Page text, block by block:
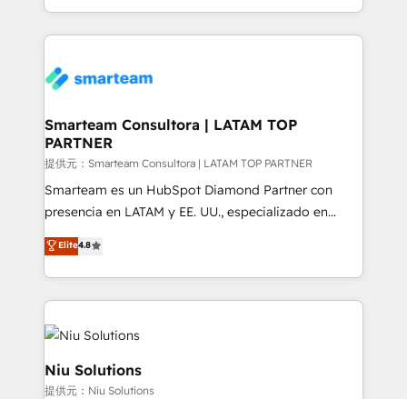
we take a RevOps-led approach that aligns sales,
marketing & service, breaks down silos, and gives
confidence. We deliver end to end strategy and
and technology around a single source of truth to
support sustainable growth and better decision-
making. Working with clients locally and globally, our
expertise includes HubSpot onboarding and CRM
implementation, automation, sales and customer
and data-driven campaigns. Winners of the first
Global HEART Award, Yamini Rogan, CEO of
Connect with us to see how we can do better and be
better together 🏆
Smarteam Consultora | LATAM TOP
PARTNER
提供元：Smarteam Consultora | LATAM TOP PARTNER
Smarteam es un HubSpot Diamond Partner con
presencia en LATAM y EE. UU., especializado en
implementaciones de HubSpot, integraciones API y
optimización de procesos comerciales con IA. Con
más de 6 años de experiencia, hemos liderado 100+
implementaciones conectando HubSpot con SAP,
ERPs, e-commerce, plataformas financieras,
WhatsApp y sistemas logísticos. Nuestro equipo
multicultural trabaja en español, inglés y portugués,
uniendo visión estratégica y excelencia técnica para
Elite4.8
Niu Solutions
提供元：Niu Solutions